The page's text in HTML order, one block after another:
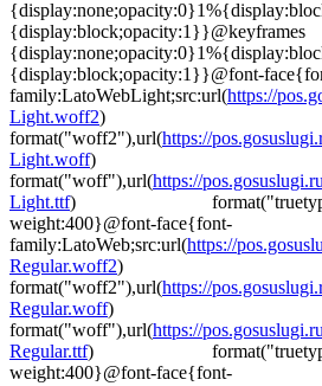
{display:block;opacity:1}}@font-
family:LatoWebLight;src:url(https://
Light.woff2)
format("woff2"),url(https://
Light.woff)
format("woff"),url(https://
Light.ttf)
weight:400}@font-face{font-
family:LatoWeb;src:url(https://
Regular.woff2)
format("woff2"),url(https://
Regular.woff)
format("woff"),url(https://
Regular.ttf)
weight:400}@font-face{font-